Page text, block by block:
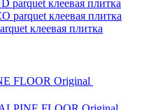
parquet клеевая плитка
parquet клеевая плитка
клеевая плитка
FLOOR Original